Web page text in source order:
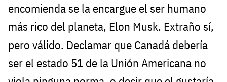
encomienda se la encargue el ser humano
más rico del planeta, Elon Musk. Extraño sí,
pero válido. Declamar que Canadá debería
ser el estado 51 de la Unión Americana no